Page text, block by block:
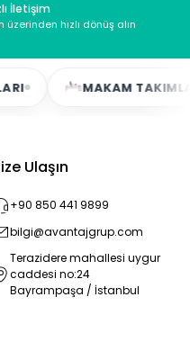
İletişim
hızlı dönüş alın
MAKAM TAKIMLARI
Ulaşın
+90 850 441 9899
bilgi@avantajgrup.com
Terazidere mahallesi uygur
caddesi no:24
Bayrampaşa / İstanbul